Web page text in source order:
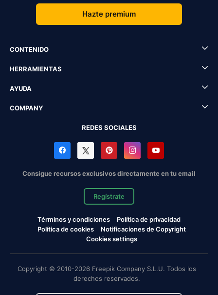
Hazte premium
CONTENIDO
HERRAMIENTAS
AYUDA
COMPANY
REDES SOCIALES
Consigue recursos exclusivos directamente en tu email
Regístrate
Términos y condiciones
Política de privacidad
Política de cookies
Notificaciones de Copyright
Cookies settings
Copyright © 2010-2026 Freepik Company S.L.U. Todos los
derechos reservados.